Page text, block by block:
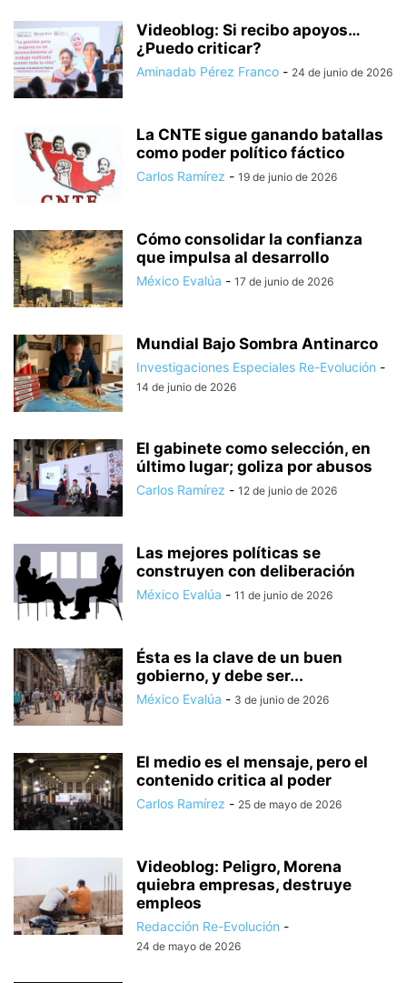
Videoblog: Si recibo apoyos…
¿Puedo criticar?
Aminadab Pérez Franco - 24 de junio de 2026
La CNTE sigue ganando batallas
como poder político fáctico
Carlos Ramírez - 19 de junio de 2026
Cómo consolidar la confianza
que impulsa al desarrollo
México Evalúa - 17 de junio de 2026
Mundial Bajo Sombra Antinarco
Investigaciones Especiales Re-Evolución -
14 de junio de 2026
El gabinete como selección, en
último lugar; goliza por abusos
Carlos Ramírez - 12 de junio de 2026
Las mejores políticas se
construyen con deliberación
México Evalúa - 11 de junio de 2026
Ésta es la clave de un buen
gobierno, y debe ser...
México Evalúa - 3 de junio de 2026
El medio es el mensaje, pero el
contenido critica al poder
Carlos Ramírez - 25 de mayo de 2026
Videoblog: Peligro, Morena
quiebra empresas, destruye
empleos
Redacción Re-Evolución -
24 de mayo de 2026